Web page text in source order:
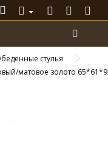
стулья
матовое золото